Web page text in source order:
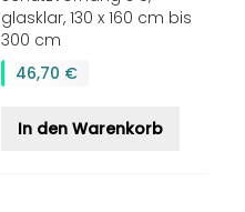
glasklar, 130 x 160 cm bis
300 cm
46,70 €
In den Warenkorb